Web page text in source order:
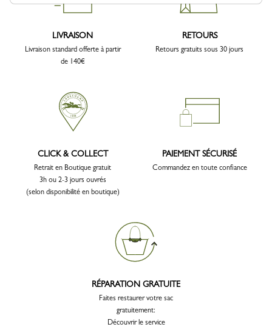
LIVRAISON
Livraison standard offerte à partir
de 140€
RETOURS
Retours gratuits sous 30 jours
CLICK & COLLECT
Retrait en Boutique gratuit
3h ou 2-3 jours ouvrés
(selon disponibilité en boutique)
PAIEMENT SÉCURISÉ
Commandez en toute confiance
RÉPARATION GRATUITE
Faites restaurer votre sac
gratuitement:
Découvrir le service